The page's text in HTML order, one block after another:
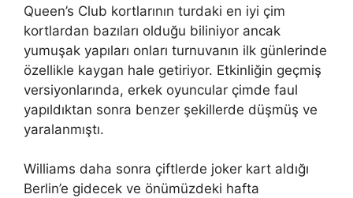
Queen’s Club kortlarının turdaki en iyi çim
kortlardan bazıları olduğu biliniyor ancak
yumuşak yapıları onları turnuvanın ilk günlerinde
özellikle kaygan hale getiriyor. Etkinliğin geçmiş
versiyonlarında, erkek oyuncular çimde faul
yapıldıktan sonra benzer şekillerde düşmüş ve
yaralanmıştı.
Williams daha sonra çiftlerde joker kart aldığı
Berlin’e gidecek ve önümüzdeki hafta